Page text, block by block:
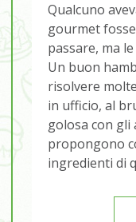
Qualcuno
gourmet
passare, ma
Un buon
risolvere
in ufficio, al
golosa con
propongono
ingredienti di